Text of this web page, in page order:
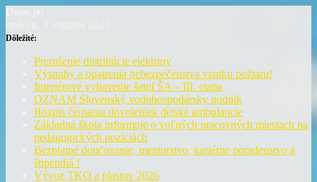
Dôležité:
Prerušenie distribúcie elektriny
Výstrahy a opatrenia nebezpečenstva vzniku požiaru!
Interiérové vybavenie šatní ŠA – III. etapa
OZNAM Slovenský vodohospodársky podnik
Rozpis čerpania dovoleniek detské ambulancie
Základná škola informuje o voľných pracovných miestach na
pedagogických pozíciách
Bezplatné doučovanie, mentorstvo, kariérne poradenstvo a
štipendiá !
Vývoz TKO a plastov 2026